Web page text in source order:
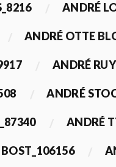
ANDRÉ
ANDRÉ OTTE
ANDRÉ
ANDRÉ
ANDRÉ